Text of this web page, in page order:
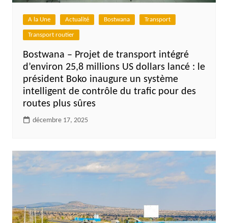
A la Une Actualité Bostwana Transport
Transport routier
Bostwana – Projet de transport intégré
d’environ 25,8 millions US dollars lancé : le
président Boko inaugure un système
intelligent de contrôle du trafic pour des
routes plus sûres
décembre 17, 2025